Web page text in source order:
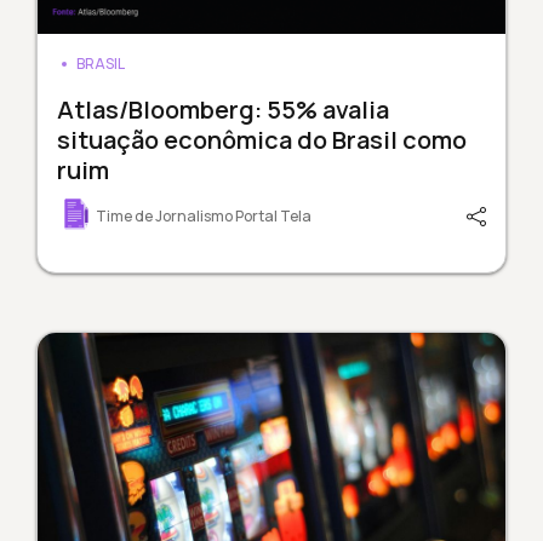
BRASIL
Atlas/Bloomberg: 55% avalia
situação econômica do Brasil como
ruim
Time de Jornalismo Portal Tela